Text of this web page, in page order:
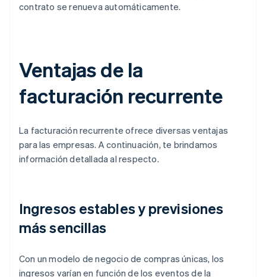
contrato se renueva automáticamente.
Ventajas de la
facturación recurrente
La facturación recurrente ofrece diversas ventajas
para las empresas. A continuación, te brindamos
información detallada al respecto.
Ingresos estables y previsiones
más sencillas
Con un modelo de negocio de compras únicas, los
ingresos varían en función de los eventos de la